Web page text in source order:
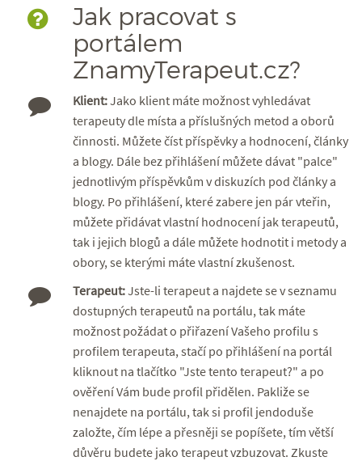
Jak pracovat s
portálem
ZnamyTerapeut.cz?
Klient:Jako klient máte možnost vyhledávat
terapeuty dle místa a příslušných metod a oborů
činnosti. Můžete číst příspěvky a hodnocení, články
a blogy. Dále bez přihlášení můžete dávat "palce"
jednotlivým příspěvkům v diskuzích pod články a
blogy. Po přihlášení, které zabere jen pár vteřin,
můžete přidávat vlastní hodnocení jak terapeutů,
tak i jejich blogů a dále můžete hodnotit i metody a
obory, se kterými máte vlastní zkušenost.
Terapeut:Jste-li terapeut a najdete se v seznamu
dostupných terapeutů na portálu, tak máte
možnost požádat o přiřazení Vašeho profilu s
profilem terapeuta, stačí po přihlášení na portál
kliknout na tlačítko "Jste tento terapeut?" a po
ověření Vám bude profil přidělen. Pakliže se
nenajdete na portálu, tak si profil jendoduše
založte, čím lépe a přesněji se popíšete, tím větší
důvěru budete jako terapeut vzbuzovat. Zkuste